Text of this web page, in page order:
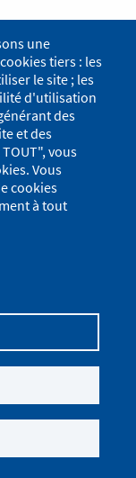
une
tiers : les
le site ; les
d'utilisation
des
et des
vous
Vous
cookies
à tout